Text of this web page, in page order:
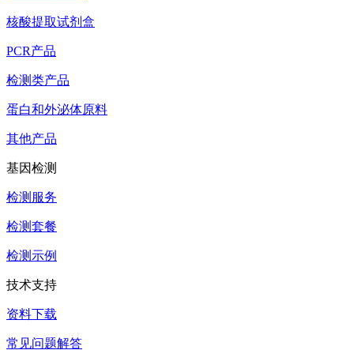
核酸提取试剂盒
PCR产品
检测类产品
蛋白和外泌体原料
其他产品
基因检测
检测服务
检测套餐
检测示例
技术支持
资料下载
常见问题解答